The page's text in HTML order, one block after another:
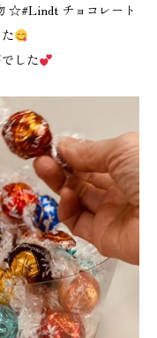
☆#Lindt チョコレート
した